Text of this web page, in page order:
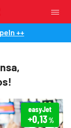
++
easyJet
+0,13%